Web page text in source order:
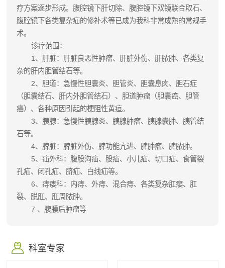
疗方案逐步形成。腹腔镜下肝切除、腹腔镜下双镜联合取石、
腹腔镜下各类复杂疝的修补术等已成为我科非常成熟的常规手
术。
诊疗范围：
1、肝脏：肝脏良恶性肿瘤、肝脏外伤、肝脓肿、各类复
杂的肝内胆管结石等。
2、胆道：急慢性胆囊炎、胆管炎、胆囊息肉、胆石症
（胆囊结石、肝内外胆管结石）、胆道肿瘤（胆囊癌、胆管
癌）、各种原因引起的梗阻性黄疸。
3、胰腺：急慢性胰腺炎、胰腺肿瘤、胰腺囊肿、胰管结
石等。
4、脾脏：脾脏外伤、脾功能亢进、脾肿瘤、脾脓肿。
5、疝外科：腹股沟疝、股疝、小儿疝、切口疝、食管裂
孔疝、闭孔疝、脐疝、白线疝等。
6、痔瘘科：内痔、外痔、混合痔、各类复杂肛瘘、肛
裂、脱肛、肛周脓肿。
7 、腹膜后肿瘤等
科室专家